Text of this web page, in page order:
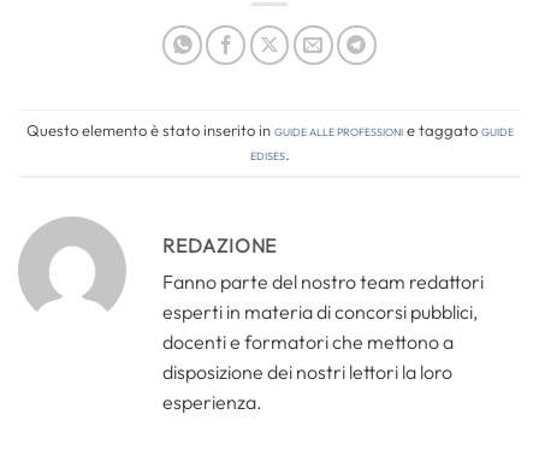
Questo elemento è stato inserito inGuide alle professionie taggatoguide
edises.
REDAZIONE
Fanno parte del nostro team redattori
esperti in materia di concorsi pubblici,
docenti e formatori che mettono a
disposizione dei nostri lettori la loro
esperienza.